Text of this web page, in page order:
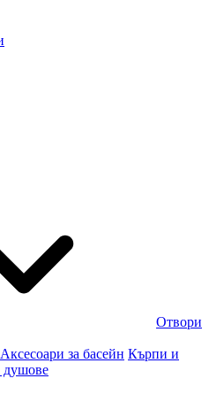
Отвори
Аксесоари за басейн Кърпи и
душове